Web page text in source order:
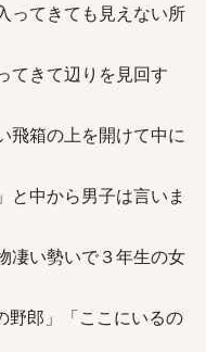
ってきても見えない所
てきて辺りを見回す
飛箱の上を開けて中に
と中から男子は言いま
凄い勢いで３年生の女
野郎」「ここにいるの